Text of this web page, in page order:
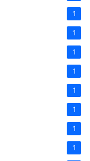
1
1
1
1
1
1
1
1